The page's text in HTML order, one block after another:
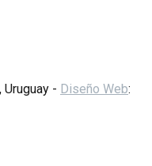
- Diseño Web: